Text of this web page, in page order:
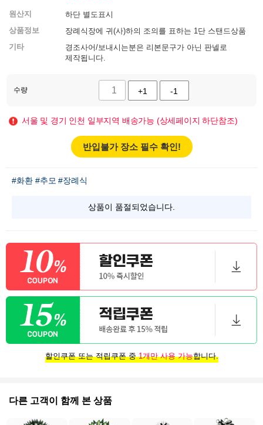
원산지
하단 별도표시
상품정보
장례식장에 귀(사)하의 조의를 표하는 1단 스탠드상품
기타
경조사어/보내시는분은 리본문구가 아닌 판넬로
제작됩니다.
수량 +1 -1
서울 및 경기 인천 일부지역 배송가능 (상세페이지 하단참조)
반입불가 장소 필수 확인!
#화환 #추모 #장례식
상품이 품절되었습니다.
할인쿠폰 또는 적립쿠폰 중1개만 사용 가능합니다.
다른 고객이 함께 본 상품